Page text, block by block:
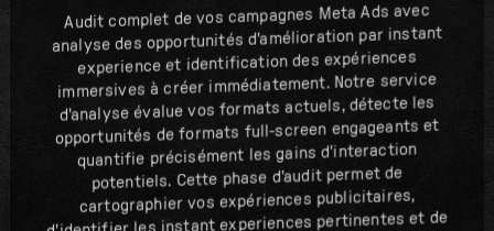
Audit complet de vos campagnes Meta Ads avec
analyse des opportunités d'amélioration par instant
experience et identification des expériences
immersives à créer immédiatement. Notre service
d'analyse évalue vos formats actuels, détecte les
opportunités de formats full-screen engageants et
quantifie précisément les gains d'interaction
potentiels. Cette phase d'audit permet de
cartographier vos expériences publicitaires,